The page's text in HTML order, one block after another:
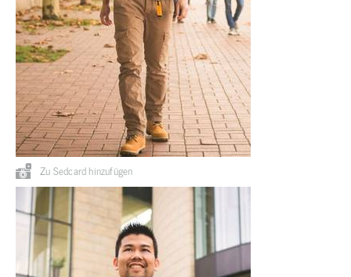
Zu Sedcard hinzufügen